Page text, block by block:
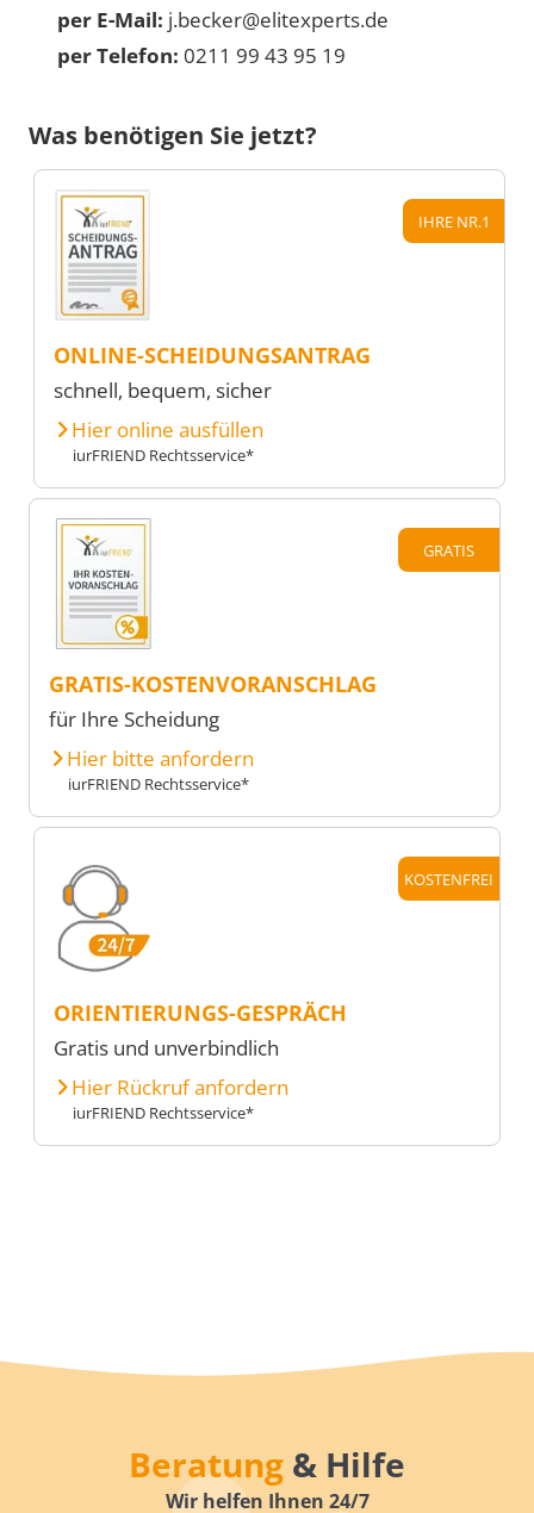
per E-Mail: j.becker@elitexperts.de
per Telefon: 0211 99 43 95 19
Was benötigen Sie jetzt?
IHRE NR.1
ONLINE-SCHEIDUNGSANTRAG
schnell, bequem, sicher
Hier online ausfüllen
iurFRIEND Rechtsservice*
GRATIS
GRATIS-KOSTENVORANSCHLAG
für Ihre Scheidung
Hier bitte anfordern
iurFRIEND Rechtsservice*
KOSTENFREI
ORIENTIERUNGS-GESPRÄCH
Gratis und unverbindlich
Hier Rückruf anfordern
iurFRIEND Rechtsservice*
Beratung & Hilfe
Wir helfen Ihnen 24/7